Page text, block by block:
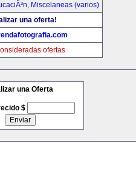
, Miscelaneas (varios)
una oferta!
ofertas
una Oferta
$